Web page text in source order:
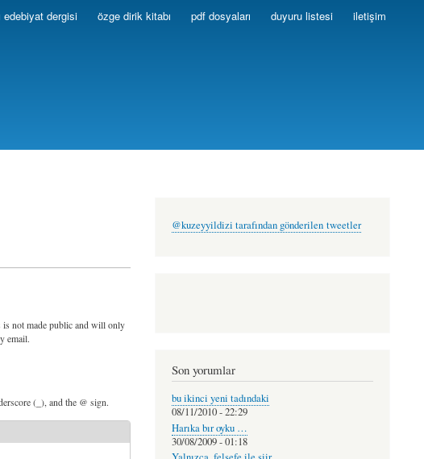
edebiyat dergisi özge dirik kitabı pdf dosyaları duyuru listesi iletişim
is not made public and will only
email.
(_), and the @ sign.
@kuzeyyildizi tarafından gönderilen tweetler
Son yorumlar
bu ikinci yeni tadındaki
08/11/2010 - 22:29
Harıka bır oyku …
30/08/2009 - 01:18